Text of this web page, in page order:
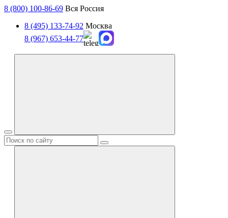
8 (800) 100-86-69 Вся Россия
8 (495) 133-74-92 Москва
8 (967) 653-44-77